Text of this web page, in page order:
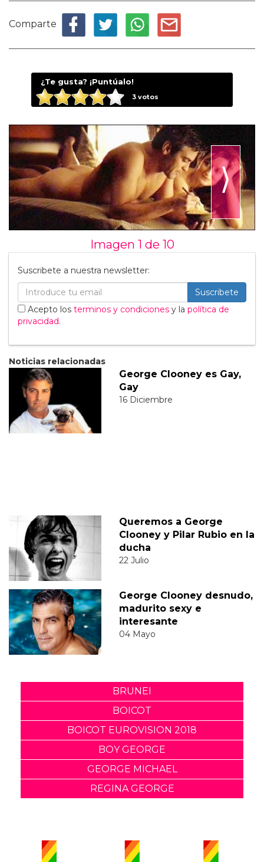
Comparte
¿Te gusta? ¡Puntúalo!
3votos
⟩
Imagen 1 de 10
Suscribete a nuestra newsletter:
Suscribete
Acepto los terminos y condiciones y la política de
privacidad.
Noticias relacionadas
George Clooney es Gay,
Gay
16 Diciembre
Queremos a George
Clooney y Pilar Rubio en la
ducha
22 Julio
George Clooney desnudo,
madurito sexy e
interesante
04 Mayo
BRUNEI
BOICOT
BOICOT EUROVISION 2018
BOY GEORGE
GEORGE MICHAEL
REGINA GEORGE